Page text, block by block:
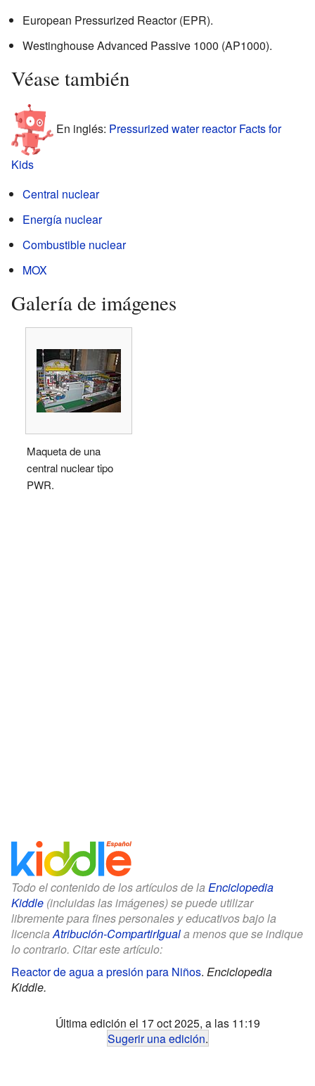
European Pressurized Reactor (EPR).
Westinghouse Advanced Passive 1000 (AP1000).
Véase también
En inglés: Pressurized water reactor Facts for
Kids
Central nuclear
Energía nuclear
Combustible nuclear
MOX
Galería de imágenes
Maqueta de una
central nuclear tipo
PWR.
Todo el contenido de los artículos de la Enciclopedia
Kiddle (incluidas las imágenes) se puede utilizar
libremente para fines personales y educativos bajo la
licenciaAtribución-CompartirIguala menos que se indique
lo contrario. Citar este artículo:
Reactor de agua a presión para Niños. Enciclopedia
Kiddle.
Última edición el 17 oct 2025, a las 11:19
Sugerir una edición.